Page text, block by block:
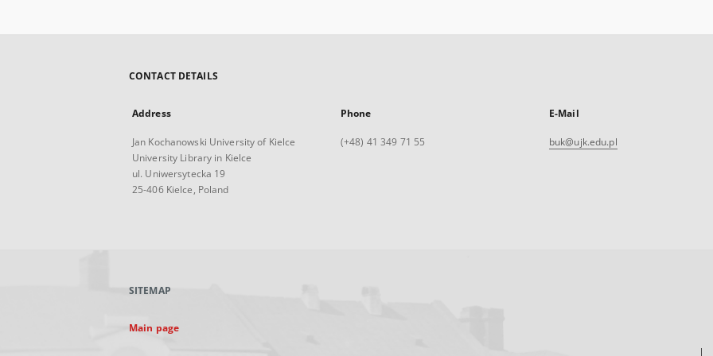
CONTACT DETAILS
Address
Jan Kochanowski University of Kielce
University Library in Kielce
ul. Uniwersytecka 19
25-406 Kielce, Poland
Phone
(+48) 41 349 71 55
E-Mail
buk@ujk.edu.pl
SITEMAP
Main page